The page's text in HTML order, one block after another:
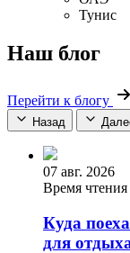
Тунис
Наш блог
Перейти к блогу
Назад
07 авг. 2026
Время
Куда
для